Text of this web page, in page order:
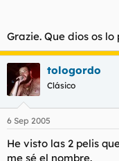
Grazie. Que dios os
tologordo
Clásico
6 Sep 2005
He visto las 2 pelis
me sé el nombre.